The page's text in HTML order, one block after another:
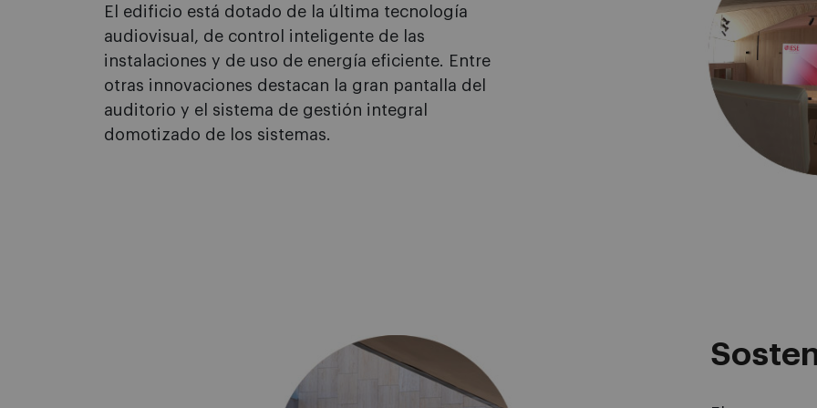
El edificio está dotado de la última tecnología
audiovisual, de control inteligente de las
instalaciones y de uso de energía eficiente. Entre
otras innovaciones destacan la gran pantalla del
auditorio y el sistema de gestión integral
domotizado de los sistemas.